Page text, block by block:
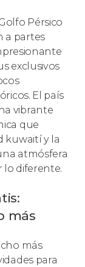
Pérsico
a partes
exclusivos
El país
vibrante
que
kuwaití y la
atmósfera
lo diferente.
más
más
para